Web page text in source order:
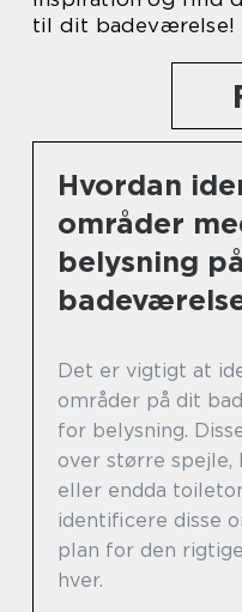
til dit badeværelse!
Hvordan
områder
belysning
Det er vigtigt at
områder på dit
for belysning.
over større spejle,
eller endda
identificere disse
plan for den
hver.